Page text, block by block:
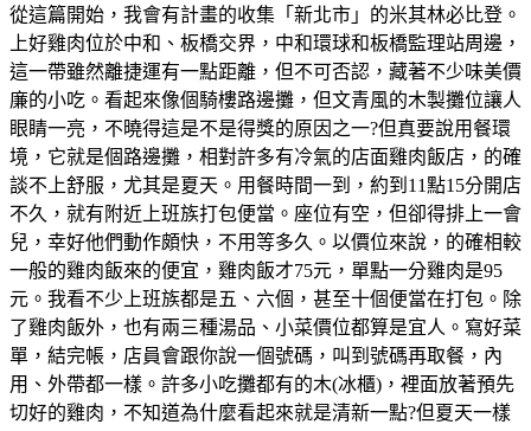
從這篇開始，我會有計畫的收集「新北市」的米其林必比登。
上好雞肉位於中和、板橋交界，中和環球和板橋監理站周邊，
這一帶雖然離捷運有一點距離，但不可否認，藏著不少味美價
廉的小吃。看起來像個騎樓路邊攤，但文青風的木製攤位讓人
眼睛一亮，不曉得這是不是得獎的原因之一?但真要說用餐環
境，它就是個路邊攤，相對許多有冷氣的店面雞肉飯店，的確
談不上舒服，尤其是夏天。用餐時間一到，約到11點15分開店
不久，就有附近上班族打包便當。座位有空，但卻得排上一會
兒，幸好他們動作頗快，不用等多久。以價位來說，的確相較
一般的雞肉飯來的便宜，雞肉飯才75元，單點一分雞肉是95
元。我看不少上班族都是五、六個，甚至十個便當在打包。除
了雞肉飯外，也有兩三種湯品、小菜價位都算是宜人。寫好菜
單，結完帳，店員會跟你說一個號碼，叫到號碼再取餐，內
用、外帶都一樣。許多小吃攤都有的木(冰櫃)，裡面放著預先
切好的雞肉，不知道為什麼看起來就是清新一點?但夏天一樣